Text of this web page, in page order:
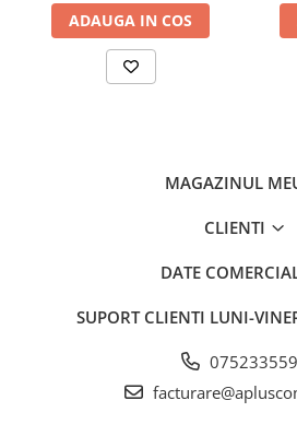
ADAUGA IN COS
MAGAZINUL
CLIENTI
DATE
SUPORT CLIENTI LUNI-